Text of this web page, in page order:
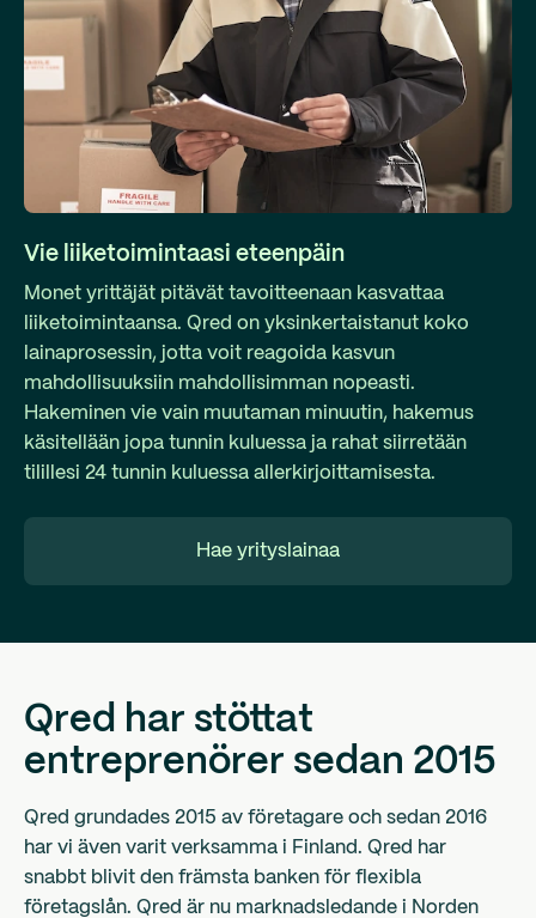
Vie liiketoimintaasi eteenpäin
Monet yrittäjät pitävät tavoitteenaan kasvattaa
liiketoimintaansa. Qred on yksinkertaistanut koko
lainaprosessin, jotta voit reagoida kasvun
mahdollisuuksiin mahdollisimman nopeasti.
Hakeminen vie vain muutaman minuutin, hakemus
käsitellään jopa tunnin kuluessa ja rahat siirretään
tilillesi 24 tunnin kuluessa allerkirjoittamisesta.
Hae yrityslainaa
Qred har stöttat
entreprenörer sedan 2015
Qred grundades 2015 av företagare och sedan 2016
har vi även varit verksamma i Finland. Qred har
snabbt blivit den främsta banken för flexibla
företagslån. Qred är nu marknadsledande i Norden